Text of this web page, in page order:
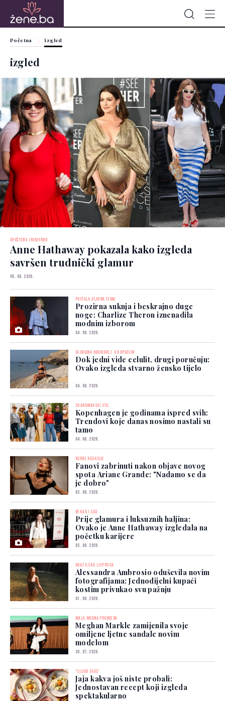
Početna izgled
izgled
OPUŠTENO I MODERNO
Anne Hathaway pokazala kako izgleda
savršen trudnički glamur
05. 08. 2026.
POSTALA GLAVNA TEMA
Prozirna suknja i beskrajno duge
noge: Charlize Theron iznenadila
modnim izborom
04. 08. 2026.
GEORGINA RODRIGUEZ U KUPAĆEM
Dok jedni vide celulit, drugi poručuju:
Ovako izgleda stvarno žensko tijelo
04. 08. 2026.
SKANDINAVSKI STIL
Kopenhagen je godinama ispred svih:
Trendovi koje danas nosimo nastali su
tamo
04. 08. 2026.
BURNE REAKCIJE
Fanovi zabrinuti nakon objave novog
spota Ariane Grande: "Nadamo se da
je dobro"
03. 08. 2026.
NEKAD I SAD
Prije glamura i luksuznih haljina:
Ovako je Anne Hathaway izgledala na
početku karijere
03. 08. 2026.
BRAZILSKA LJEPOTICA
Alessandra Ambrosio oduševila novim
fotografijama: Jednodijelni kupaći
kostim privukao svu pažnju
01. 08. 2026.
MALA MODNA PROMJENA
Meghan Markle zamijenila svoje
omiljene ljetne sandale novim
modelom
30. 07. 2026.
"CLOUD EGGS"
Jaja kakva još niste probali:
Jednostavan recept koji izgleda
spektakularno